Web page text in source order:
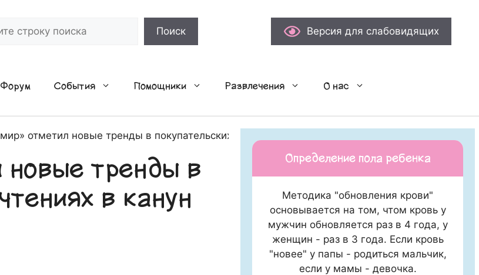
Поиск Версия для слабовидящих
Форум События Помощники Развлечения О нас
отметил новые тренды в покупательских предпочтениях в канун Нового года
новые тренды в
в канун
Определение пола ребенка
Методика "обновления крови"
основывается на том, чтом кровь у
мужчин обновляется раз в 4 года, у
женщин - раз в 3 года. Если кровь
"новее" у папы - родиться мальчик,
если у мамы - девочка.